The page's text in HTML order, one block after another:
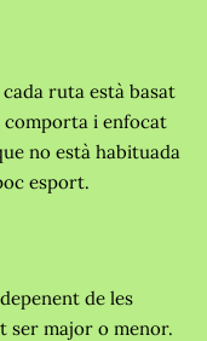
ruta està basat
comporta i enfocat
no està habituada
esport.
de les
ser major o menor.